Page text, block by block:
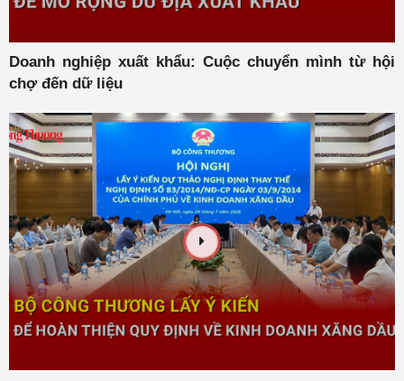
Doanh nghiệp xuất khẩu: Cuộc chuyển mình từ hội
chợ đến dữ liệu